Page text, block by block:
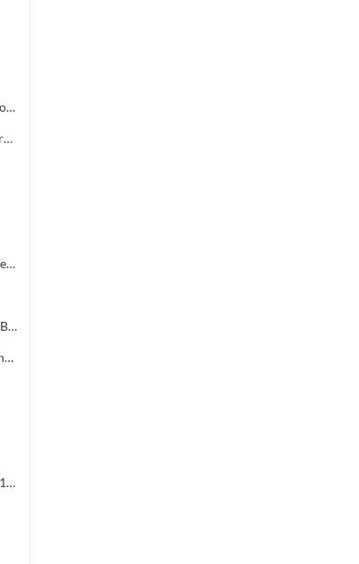
Piscine de Cauvel : Courriers divers, arrêtés, régie, horaires, convention chèques loisirs temps libre, procès-verbal Commission de sécurité
Piscine Paul Vaillant Couturier et de Cauvel : Cahiers des charges signés par les clubs
Service des sports : Organisation du service. Personnel. Concierges. Notes de service
Attribution de subventions aux associations sportives (1996). Bilans financiers des clubs (1995-1996)
Sports - Manifestations - Festivités : Rapports d'activités. Bilans financiers
Service des sports : Correspondance avec le Conseil Général (1996-1999), Conseil Régional (1996-2000), Préfecture du Gard (1995-1997), Direction Départementale jeunesse et sports (1995-2000)